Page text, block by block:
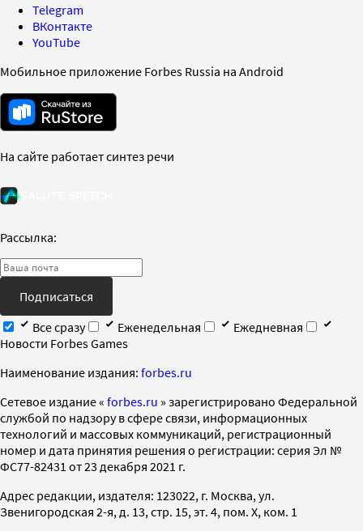
Telegram
ВКонтакте
YouTube
Мобильное приложение Forbes Russia на Android
На сайте работает синтез речи
Рассылка:
Подписаться
Все сразу
Еженедельная
Ежедневная
Новости Forbes Games
Наименование издания: forbes.ru
Cетевое издание « forbes.ru » зарегистрировано Федеральной
службой по надзору в сфере связи, информационных
технологий и массовых коммуникаций, регистрационный
номер и дата принятия решения о регистрации: серия Эл №
ФС77-82431 от 23 декабря 2021 г.
Адрес редакции, издателя: 123022, г. Москва, ул.
Звенигородская 2-я, д. 13, стр. 15, эт. 4, пом. X, ком. 1